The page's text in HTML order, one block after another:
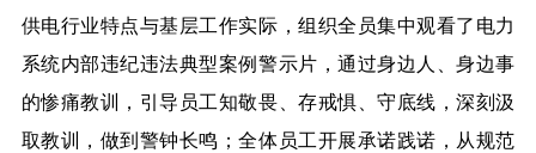
供电行业特点与基层工作实际，组织全员集中观看了电力
系统内部违纪违法典型案例警示片，通过身边人、身边事
的惨痛教训，引导员工知敬畏、存戒惧、守底线，深刻汲
取教训，做到警钟长鸣；全体员工开展承诺践诺，从规范